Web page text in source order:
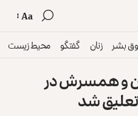
Aa
بشر زنان گفتگو محیط زیست
و همسرش در
شد